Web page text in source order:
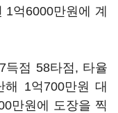
억6000만원에 계
득점 58타점, 타율
1억700만원 대
만원에 도장을 찍